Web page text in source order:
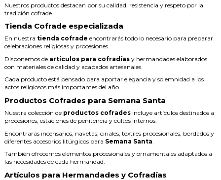
Nuestros productos destacan por su calidad, resistencia y respeto por la
tradición cofrade.
Tienda Cofrade especializada
En nuestra tienda cofrade encontrarás todo lo necesario para preparar
celebraciones religiosas y procesiones.
Disponemos de artículos para cofradías y hermandades elaborados
con materiales de calidad y acabados artesanales.
Cada producto está pensado para aportar elegancia y solemnidad a los
actos religiosos más importantes del año.
Productos Cofrades para Semana Santa
Nuestra colección de productos cofrades incluye artículos destinados a
procesiones, estaciones de penitencia y cultos internos.
Encontrarás incensarios, navetas, ciriales, textiles procesionales, bordados y
diferentes accesorios litúrgicos para Semana Santa
También ofrecemos elementos procesionales y ornamentales adaptados a
las necesidades de cada hermandad.
Artículos para Hermandades y Cofradías